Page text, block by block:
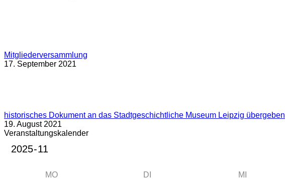
Mitgliederversammlung
17. September 2021
historisches Dokument an das Stadtgeschichtliche Museum Leipzig übergeben
19. August 2021
Veranstaltungskalender
MO DI MI